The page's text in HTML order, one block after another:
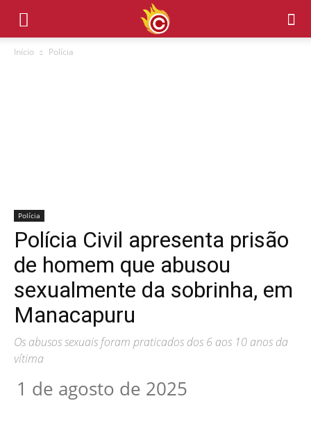
Início Polícia
Polícia
Polícia Civil apresenta prisão
de homem que abusou
sexualmente da sobrinha, em
Manacapuru
Os abusos sexuais foram praticados dos 6 aos 10 anos da
vítima
1 de agosto de 2025